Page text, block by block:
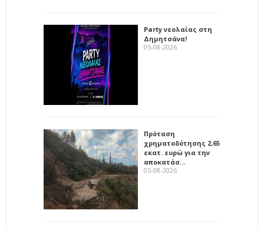
Party νεολαίας στη
Δημητσάνα!
05-08-2026
Πρόταση
χρηματοδότησης 2,65
εκατ. ευρώ για την
αποκατάσ…
05-08-2026